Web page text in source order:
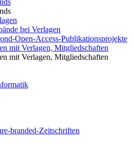
bei Verlagen
Open-Access-Publikationsprojekte
mit Verlagen, Mitgliedschaften
mit Verlagen, Mitgliedschaften
branded-Zeitschriften